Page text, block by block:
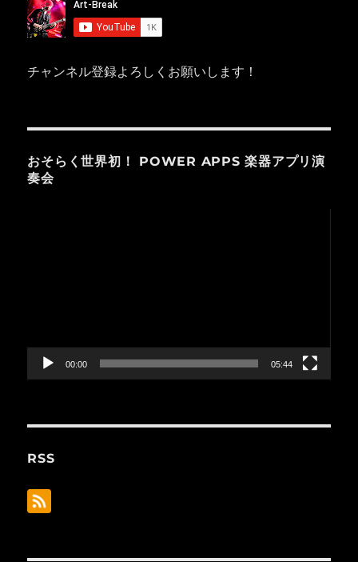
チャンネル登録よろしくお願いします！
おそらく世界初！ POWER APPS 楽器アプリ演
奏会
ー
00:00 05:44
RSS